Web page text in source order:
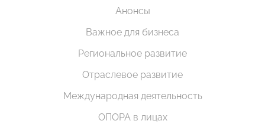
Анонсы
Важное для бизнеса
Региональное развитие
Отраслевое развитие
Международная деятельность
ОПОРА в лицах